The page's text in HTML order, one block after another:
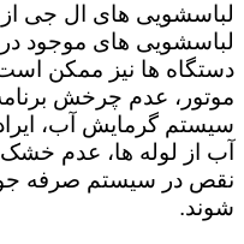
لباسشویی های ال جی از
لباسشویی های موجود در
دستگاه ها نیز ممکن
موتور، عدم چرخش
سیستم گرمایش آب،
آب از لوله ها، عدم
نقص در سیستم صرفه
شوند.